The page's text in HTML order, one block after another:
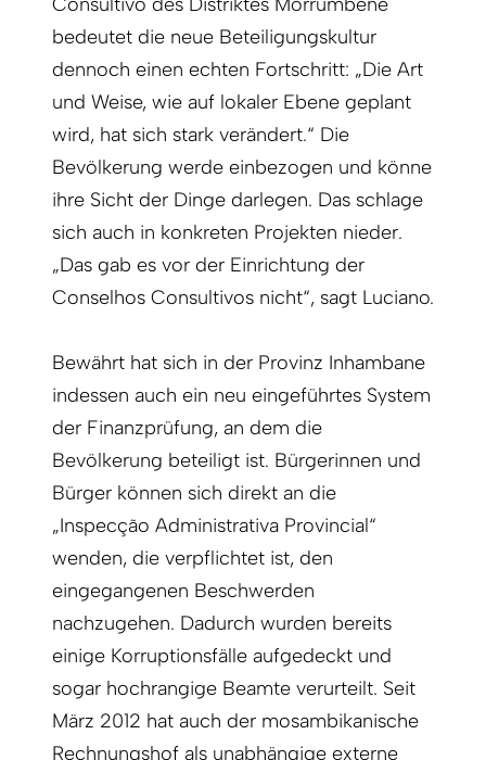
bedeutet die neue Beteiligungskultur
dennoch einen echten Fortschritt: „Die Art
und Weise, wie auf lokaler Ebene geplant
wird, hat sich stark verändert.“ Die
Bevölkerung werde einbezogen und könne
ihre Sicht der Dinge darlegen. Das schlage
sich auch in konkreten Projekten nieder.
„Das gab es vor der Einrichtung der
Conselhos Consultivos nicht“, sagt Luciano.
Bewährt hat sich in der Provinz Inhambane
indessen auch ein neu eingeführtes System
der Finanzprüfung, an dem die
Bevölkerung beteiligt ist. Bürgerinnen und
Bürger können sich direkt an die
„Inspecção Administrativa Provin­cial“
wenden, die verpflichtet ist, den
eingegangenen Beschwerden
nachzugehen. Dadurch wurden bereits
einige Korruptionsfälle aufgedeckt und
sogar hochran­gige Beamte verurteilt. Seit
März 2012 hat auch der mosambikanische
Rechnungshof als unabhängige externe